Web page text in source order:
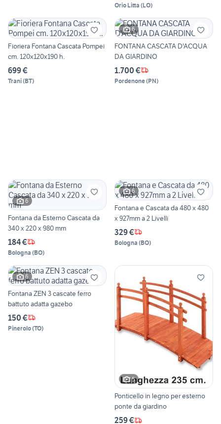
Orio Litta (LO)
Fioriera Fontana Cascata Pompei
cm. 120x120x190 h.
699 €
Trani(BT)
6
FONTANA CASCATA D'ACQUA
DA GIARDINO
1.700 €
Pordenone(PN)
6
Fontana da Esterno Cascata da
340 x 220 x 980 mm
184 €
Bologna (BO)
6
Fontana e Cascata da 480 x 480
x 927mm a 2 Livelli
329 €
Bologna (BO)
6
Fontana ZEN 3 cascate ferro
battuto adatta gazebo
150 €
Pinerolo(TO)
5
Ponticello in legno per esterno
ponte da giardino
259 €